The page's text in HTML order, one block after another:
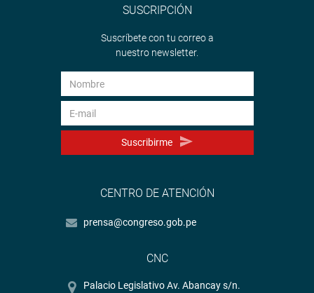
SUSCRIPCIÓN
Suscríbete con tu correo a
nuestro newsletter.
Suscribirme
CENTRO DE ATENCIÓN
prensa@congreso.gob.pe
CNC
Palacio Legislativo Av. Abancay s/n.